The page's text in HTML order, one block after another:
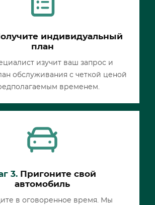
индивидуальный
план
изучит ваш запрос и
обслуживания с четкой ценой
временем.
3.Пригоните свой
автомобиль
в оговоренное время. Мы